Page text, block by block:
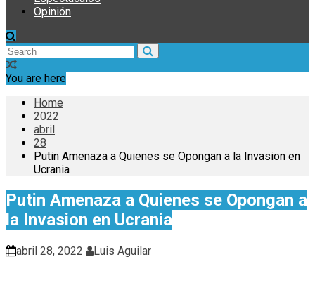
Opinión
You are here
Home
2022
abril
28
Putin Amenaza a Quienes se Opongan a la Invasion en
Ucrania
Putin Amenaza a Quienes se Opongan a
la Invasion en Ucrania
abril 28, 2022 Luis Aguilar